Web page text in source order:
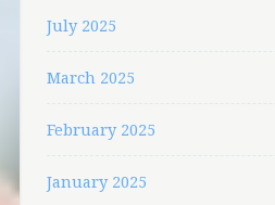
July 2025
March 2025
February 2025
January 2025